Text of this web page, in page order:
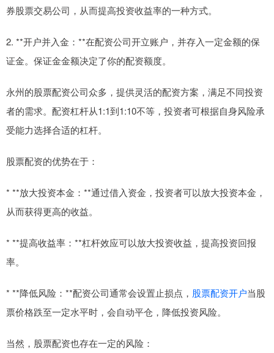
券股票交易公司，从而提高投资收益率的一种方式。
2. **开户并入金：**在配资公司开立账户，并存入一定金额的保
证金。保证金金额决定了你的配资额度。
永州的股票配资公司众多，提供灵活的配资方案，满足不同投资
者的需求。配资杠杆从1:1到1:10不等，投资者可根据自身风险承
受能力选择合适的杠杆。
股票配资的优势在于：
* **放大投资本金：**通过借入资金，投资者可以放大投资本金，
从而获得更高的收益。
* **提高收益率：**杠杆效应可以放大投资收益，提高投资回报
率。
* **降低风险：**配资公司通常会设置止损点， 股票配资开户当股
票价格跌至一定水平时，会自动平仓，降低投资风险。
当然，股票配资也存在一定的风险：